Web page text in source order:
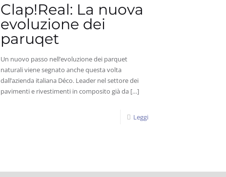
Clap!Real: La nuova
evoluzione dei
paruqet
Un nuovo passo nell’evoluzione dei parquet
naturali viene segnato anche questa volta
dall’azienda italiana Déco. Leader nel settore dei
pavimenti e rivestimenti in composito già da […]
Leggi